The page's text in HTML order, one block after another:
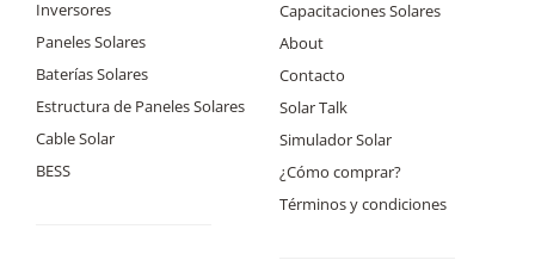
Inversores
Paneles Solares
Baterías Solares
Estructura de Paneles Solares
Cable Solar
BESS
Capacitaciones Solares
About
Contacto
Solar Talk
Simulador Solar
¿Cómo comprar?
Términos y condiciones